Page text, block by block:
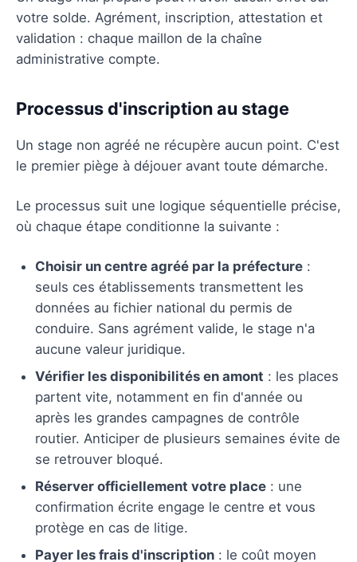
votre solde. Agrément, inscription, attestation et
validation : chaque maillon de la chaîne
administrative compte.
Processus d'inscription au stage
Un stage non agréé ne récupère aucun point. C'est
le premier piège à déjouer avant toute démarche.
Le processus suit une logique séquentielle précise,
où chaque étape conditionne la suivante :
Choisir un centre agréé par la préfecture :
seuls ces établissements transmettent les
données au fichier national du permis de
conduire. Sans agrément valide, le stage n'a
aucune valeur juridique.
Vérifier les disponibilités en amont : les places
partent vite, notamment en fin d'année ou
après les grandes campagnes de contrôle
routier. Anticiper de plusieurs semaines évite de
se retrouver bloqué.
Réserver officiellement votre place : une
confirmation écrite engage le centre et vous
protège en cas de litige.
Payer les frais d'inscription : le coût moyen